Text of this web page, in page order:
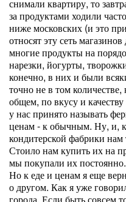
снимали квартиру, то
за продуктами ходили
ниже московских (и это
относят эту сеть
многие продукты на
нарезки, йогурты,
конечно, в них и были
точно не в том
общем, по вкусу и
у нас принято называть
ценам - к обычным. Ну, и,
кондитерской фабрики
Стоило нам купить их на
мы покупали их постоянно.
Но к еде и ценам я еще
о другом. Как я уже